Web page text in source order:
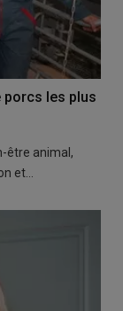
porcs les plus
être animal,
et…